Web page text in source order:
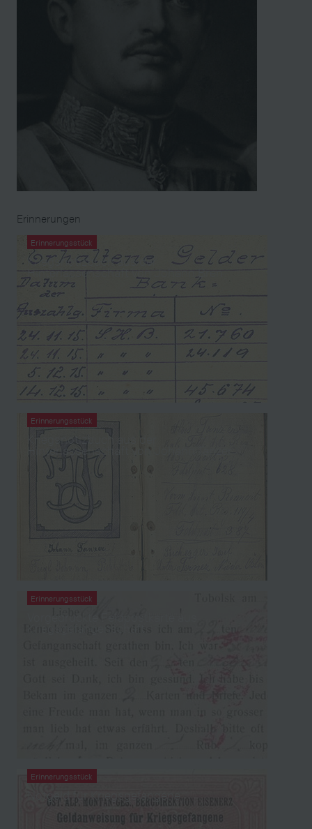
Erinnerungen
Erinnerungsstück
Kriegsnotizbuch aus der
Hinterlassenschaft von Johann Bren
Erinnerungsstück
Kriegsnotizbuch aus der
Hinterlassenschaft von Johann Tanzer
Erinnerungsstück
Erinnerungsstück
Notgeld für Kriegsgefangene